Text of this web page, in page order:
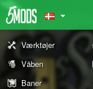
Værktøjer
Våben
Baner